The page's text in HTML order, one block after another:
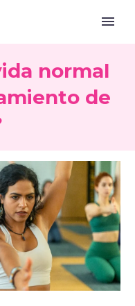
normal
de